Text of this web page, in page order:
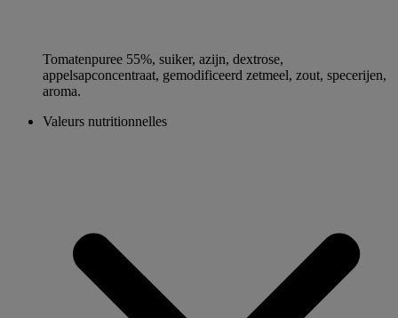
Tomatenpuree 55%, suiker, azijn, dextrose,
appelsapconcentraat, gemodificeerd zetmeel, zout, specerijen,
aroma.
Valeurs nutritionnelles